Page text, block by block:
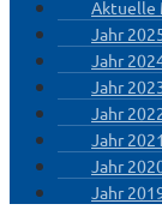
Aktuelle
Jahr
Jahr
Jahr
Jahr
Jahr 2021
Jahr
Jahr